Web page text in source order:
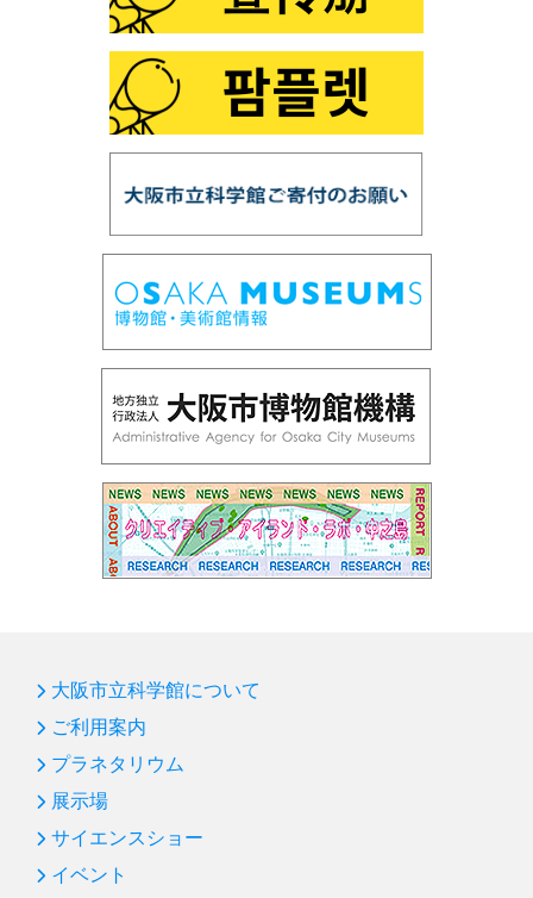
大阪市立科学館について
ご利用案内
プラネタリウム
展示場
サイエンスショー
イベント